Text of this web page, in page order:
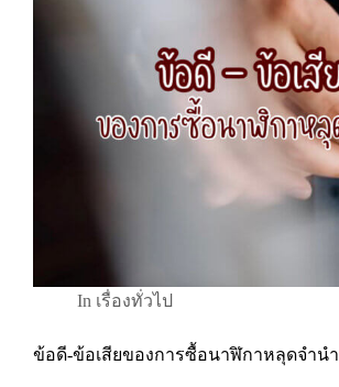
In เรื่องทั่วไป
ข้อดี-ข้อเสียของการซื้อนาฬิกาหลุดจำนำ